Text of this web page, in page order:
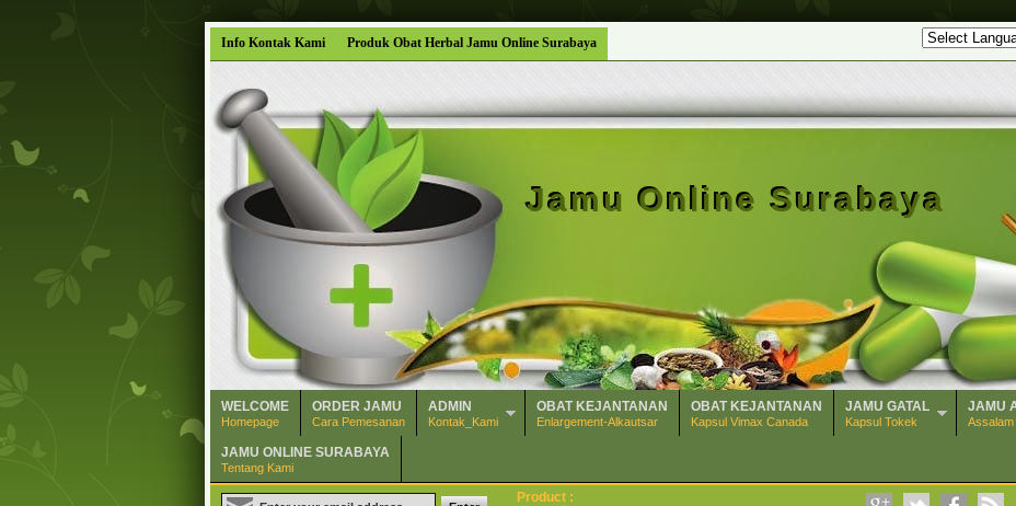
Info Kontak Kami Produk Obat Herbal Jamu Online Surabaya
Jamu Online Surabaya
WELCOME
Homepage
ORDER JAMU
Cara Pemesanan
ADMIN
Kontak_Kami
OBAT KEJANTANAN
Enlargement-Alkautsar
OBAT KEJANTANAN
Kapsul Vimax Canada
JAMU GATAL
Kapsul Tokek
JAMU
JAMU ONLINE SURABAYA
Tentang Kami
Product :